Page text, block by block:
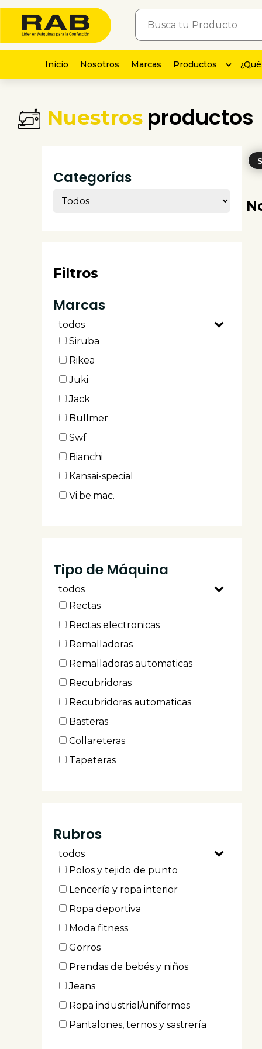
Inicio Nosotros Marcas Productos
Nuestrosproductos
Categorías
Filtros
Marcas
todos
Siruba
Rikea
Juki
Jack
Bullmer
Swf
Bianchi
Kansai-special
Vi.be.mac.
Eastman
Fortever
Ho-hsing
H&h
Racing
Supreme
Keki
Strong.h.
Aitu
Tipo de Máquina
todos
Rectas
Rectas electronicas
Remalladoras
Remalladoras automaticas
Recubridoras
Recubridoras automaticas
Basteras
Collareteras
Tapeteras
Ojaladoras
Botoneras
Planas
Planas cadeneta
Blonderas
Sesgueras
Insertadoras de elastico
Atracadoras
Zig-zag/tricotera
Presilladoras
Pretinadoras
Rubros
todos
Polos y tejido de punto
Lencería y ropa interior
Ropa deportiva
Moda fitness
Gorros
Prendas de bebés y niños
Jeans
Ropa industrial/uniformes
Pantalones, ternos y sastrería